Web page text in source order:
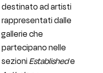
destinato ad artisti
rappresentati dalle
gallerie che
partecipano nelle
sezioni Establishede